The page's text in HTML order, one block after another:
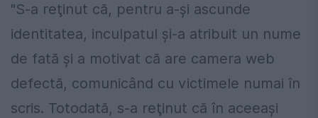
"S-a reţinut că, pentru a-şi ascunde
identitatea, inculpatul şi-a atribuit un nume
de fată şi a motivat că are camera web
defectă, comunicând cu victimele numai în
scris. Totodată, s-a reţinut că în aceeaşi